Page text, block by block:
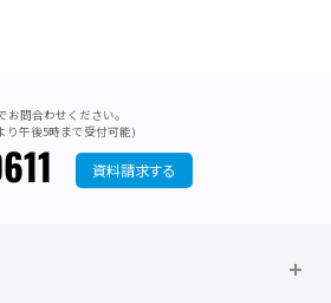
問合わせください。
り午後5時まで受付可能)
資料請求する